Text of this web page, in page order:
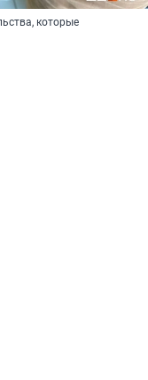
которые